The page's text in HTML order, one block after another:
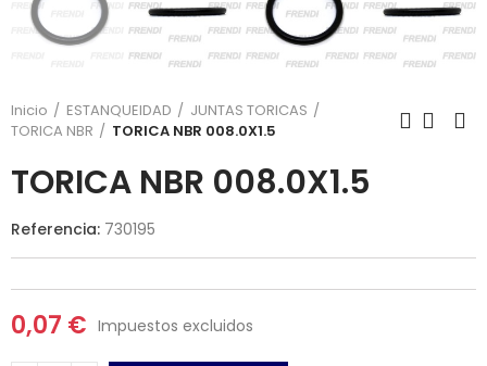
Inicio ESTANQUEIDAD
JUNTAS TORICAS
TORICA NBR
TORICA NBR 008.0X1.5
TORICA NBR 008.0X1.5
Referencia: 730195
0,07 € Impuestos excluidos